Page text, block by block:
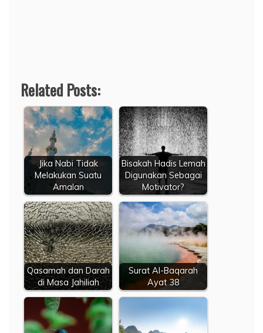
Related Posts:
Jika Nabi Tidak
Melakukan Suatu
Amalan
Bisakah Hadis Lemah
Digunakan Sebagai
Motivator?
Qasamah dan Darah
di Masa Jahiliah
Surat Al-Baqarah
Ayat 38